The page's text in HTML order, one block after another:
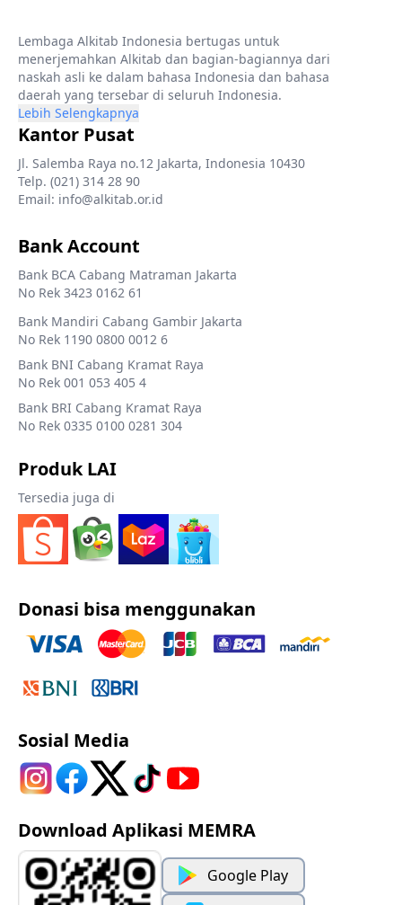
Lembaga Alkitab Indonesia bertugas untuk
menerjemahkan Alkitab dan bagian-bagiannya dari
naskah asli ke dalam bahasa Indonesia dan bahasa
daerah yang tersebar di seluruh Indonesia.
Lebih Selengkapnya
Kantor Pusat
Jl. Salemba Raya no.12 Jakarta, Indonesia 10430
Telp. (021) 314 28 90
Email: info@alkitab.or.id
Bank Account
Bank BCA Cabang Matraman Jakarta
No Rek 3423 0162 61
Bank Mandiri Cabang Gambir Jakarta
No Rek 1190 0800 0012 6
Bank BNI Cabang Kramat Raya
No Rek 001 053 405 4
Bank BRI Cabang Kramat Raya
No Rek 0335 0100 0281 304
Produk LAI
Tersedia juga di
Donasi bisa menggunakan
Sosial Media
Download Aplikasi MEMRA
Google Play